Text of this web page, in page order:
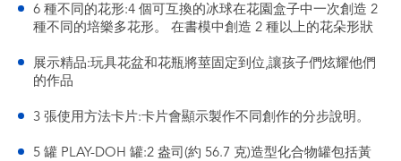
6 種不同的花形:4 個可互換的冰球在花園盒子中一次創造 2
種不同的培樂多花形。 在書模中創造 2 種以上的花朵形狀
展示精品:玩具花盆和花瓶將莖固定到位,讓孩子們炫耀他們
的作品
3 張使用方法卡片:卡片會顯示製作不同創作的分步說明。
5 罐 PLAY-DOH 罐:2 盎司(約 56.7 克)造型化合物罐包括黃